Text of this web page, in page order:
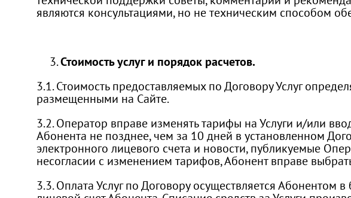
являются консультациями, но не техническим способом
Стоимость услуг и порядок расчетов.
3.1. Стоимость предоставляемых по Договору Услуг
размещенными на Сайте.
3.2. Оператор вправе изменять тарифы на Услуги и/или
Абонента не позднее, чем за 10 дней в установленном
электронного лицевого счета и новости, публикуемые
несогласии с изменением тарифов, Абонент вправе
3.3. Оплата Услуг по Договору осуществляется